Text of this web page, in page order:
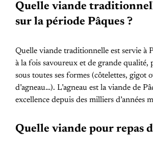
Quelle viande
sur la période Pâques ?
Quelle viande traditionnelle est servie à
à la fois savoureux et de grande qualité,
sous toutes ses formes (côtelettes, gigot
d’agneau…). L’agneau est la viande de
excellence depuis des milliers d’années
Quelle viande pour repas